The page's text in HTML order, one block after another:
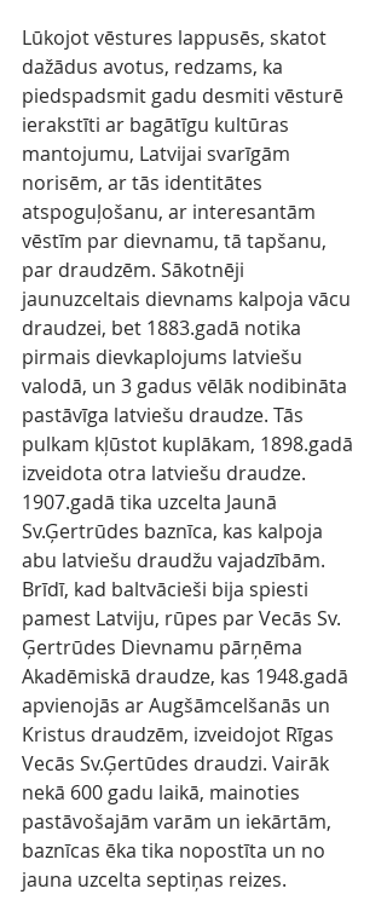
Lūkojot vēstures lappusēs, skatot
dažādus avotus, redzams, ka
piedspadsmit gadu desmiti vēsturē
ierakstīti ar bagātīgu kultūras
mantojumu, Latvijai svarīgām
norisēm, ar tās identitātes
atspoguļošanu, ar interesantām
vēstīm par dievnamu, tā tapšanu,
par draudzēm. Sākotnēji
jaunuzceltais dievnams kalpoja vācu
draudzei, bet 1883.gadā notika
pirmais dievkaplojums latviešu
valodā, un 3 gadus vēlāk nodibināta
pastāvīga latviešu draudze. Tās
pulkam kļūstot kuplākam, 1898.gadā
izveidota otra latviešu draudze.
1907.gadā tika uzcelta Jaunā
Sv.Ģertrūdes baznīca, kas kalpoja
abu latviešu draudžu vajadzībām.
Brīdī, kad baltvācieši bija spiesti
pamest Latviju, rūpes par Vecās Sv.
Ģertrūdes Dievnamu pārņēma
Akadēmiskā draudze, kas 1948.gadā
apvienojās ar Augšāmcelšanās un
Kristus draudzēm, izveidojot Rīgas
Vecās Sv.Ģertūdes draudzi. Vairāk
nekā 600 gadu laikā, mainoties
pastāvošajām varām un iekārtām,
baznīcas ēka tika nopostīta un no
jauna uzcelta septiņas reizes.